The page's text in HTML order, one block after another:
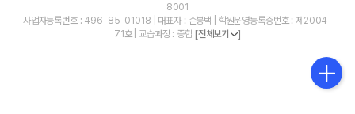
8001
사업자등록번호 : 496-85-01018 | 대표자 : 손봉택 | 학원운영등록증번호 : 제2004-
71호 | 교습과정 : 종합[전체보기 ]